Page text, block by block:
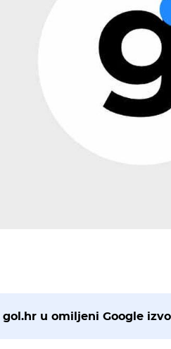
gol.hr u omiljeni Google